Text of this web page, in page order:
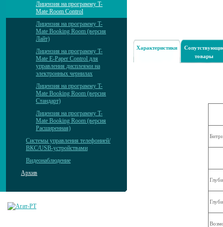
Лицензия на программу T-
Mate Room Control
Лицензия на программу T-
Mate Booking Room (версия
Лайт)
Лицензия на программу T-
Mate E-Paper Control для
управления дисплеями на
электронных чернилах
Лицензия на программу T-
Mate Booking Room (версия
Стандарт)
Лицензия на программу T-
Mate Booking Room (версия
Расширенная)
Системы управления телефонией/
ВКС/USB-устройствами
Видеонаблюдение
Архив
Характеристики
товары